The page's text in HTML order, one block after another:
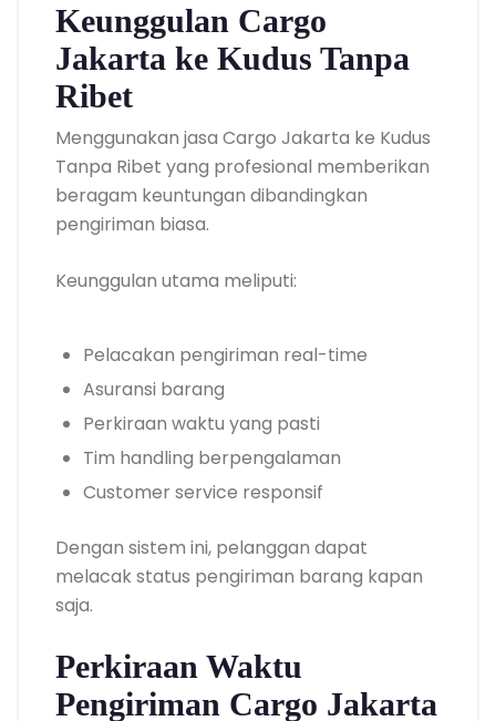
Keunggulan Cargo
Jakarta ke Kudus Tanpa
Ribet
Menggunakan jasa Cargo Jakarta ke Kudus
Tanpa Ribet yang profesional memberikan
beragam keuntungan dibandingkan
pengiriman biasa.
Keunggulan utama meliputi:
Pelacakan pengiriman real-time
Asuransi barang
Perkiraan waktu yang pasti
Tim handling berpengalaman
Customer service responsif
Dengan sistem ini, pelanggan dapat
melacak status pengiriman barang kapan
saja.
Perkiraan Waktu
Pengiriman Cargo Jakarta